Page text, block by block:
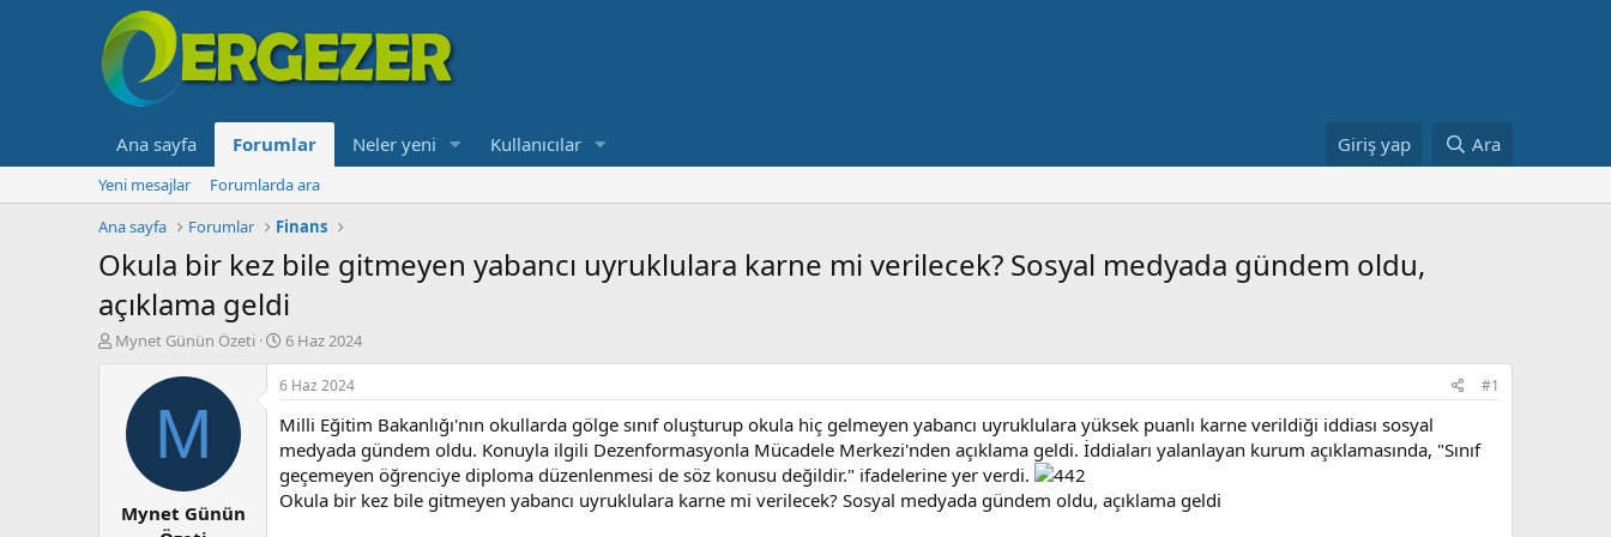
Ana sayfa Forumlar Neler yeni Kullanıcılar Giriş yap Ara
Yeni mesajlar
Forumlarda ara
Ana sayfa
Forumlar Finans
Okula bir kez bile gitmeyen yabancı uyruklulara karne mi verilecek? Sosyal medyada gündem oldu,
açıklama geldi
K
Mynet Günün Özeti
B
a
ş
a
n
g
ı
ç
6 Haz 2024
M
Mynet Günün
6 Haz 2024 #1
Milli Eğitim Bakanlığı'nın okullarda gölge sınıf oluşturup okula hiç gelmeyen yabancı uyruklulara yüksek puanlı karne verildiği iddiası sosyal
medyada gündem oldu. Konuyla ilgili Dezenformasyonla Mücadele Merkezi'nden açıklama geldi. İddiaları yalanlayan kurum açıklamasında, "Sınıf
geçemeyen öğrenciye diploma düzenlenmesi de söz konusu değildir." ifadelerine yer verdi.
Okula bir kez bile gitmeyen yabancı uyruklulara karne mi verilecek? Sosyal medyada gündem oldu, açıklama geldi